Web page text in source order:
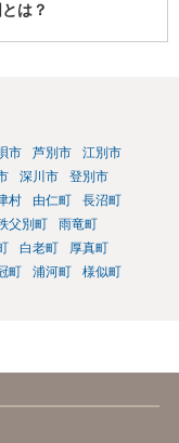
は？
市 芦別市
江別市
深川市
登別市
村 由仁町
長沼町
父別町
雨竜町
白老町
厚真町
町 浦河町
様似町